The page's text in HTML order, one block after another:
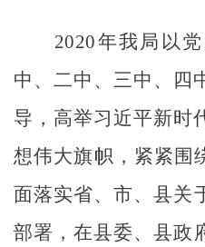
2020年我局以
中、二中、三中、四
导，高举习近平新时
想伟大旗帜，紧紧围
面落实省、市、县关
部署，在县委、县政